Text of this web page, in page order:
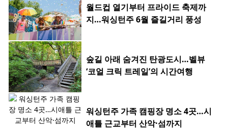
월드컵 열기부터 프라이드 축제까
지…워싱턴주 6월 즐길거리 풍성
숲길 아래 숨겨진 탄광도시…벨뷰
‘코얼 크릭 트레일’의 시간여행
워싱턴주 가족 캠핑장 명소 4곳…시
애틀 근교부터 산악·섬까지